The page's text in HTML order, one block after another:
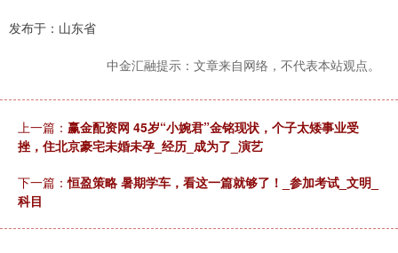
发布于：山东省
中金汇融提示：文章来自网络，不代表本站观点。
上一篇： 赢金配资网 45岁“小婉君”金铭现状，个子太矮事业受
挫，住北京豪宅未婚未孕_经历_成为了_演艺
下一篇：恒盈策略 暑期学车，看这一篇就够了！_参加考试_文明_
科目